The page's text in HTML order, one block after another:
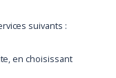
suivants :
en choisissant